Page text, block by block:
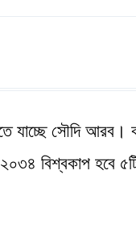
সৌদি আরব।
বিশ্বকাপ হবে